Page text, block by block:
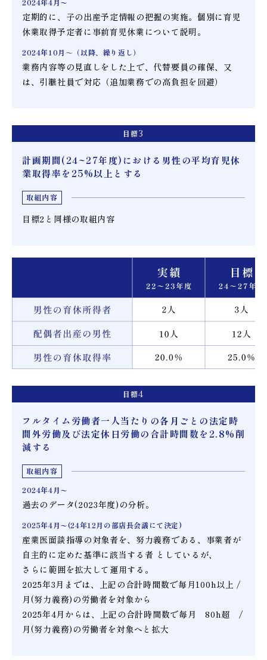
2024年4月〜
定期的に、子の出産予定情報の把握の実施。個別に育児
休業取得予定者に事前育児休業について説明。
2024年10月～ （以降、繰り返し）
業務内容等の見直しをした上で、代替要員の確保、又
は、引継社員で対応（追加業務での高負担を回避）
目標3
計画期間(24~27年度)における男性の平均育児休
業取得率を25%以上とする
取組内容
目標2と同様の取組内容
目標4
フルタイム労働者一人当たりの各月ごとの法定時
間外労働及び法定休日労働の合計時間数を2.8%削
減する
取組内容
2024年4月〜
過去のデータ(2023年度)の分析。
2025年4月〜(24年12月の部店長会議にて決定)
産業医面談指導の対象者を、努力義務である、事業者が
自主的に定めた基準に該当する者 としているが、
さらに範囲を拡大して運用する。
2025年3月までは、上記の合計時間数で毎月100h以上 /
月(努力義務)の労働者を対象から
2025年4月からは、上記の合計時間数で毎月 80h超 /
月(努力義務)の労働者を対象へと拡大